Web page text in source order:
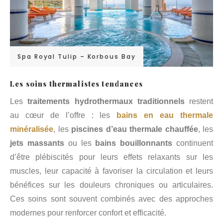
Spa Royal Tulip – Korbous Bay
Les soins thermalistes tendances
Lestraitements hydrothermaux traditionnelsrestent
au cœur de l’offre : les
bains en eau thermale
minéralisée, les piscines d’eau thermale chauffée, les
jets massantsou les bains bouillonnants continuent
d’être plébiscités pour leurs effets relaxants sur les
muscles, leur capacité à favoriser la circulation et leurs
bénéfices sur les douleurs chroniques ou articulaires.
Ces soins sont souvent combinés avec des approches
modernes pour renforcer confort et efficacité.